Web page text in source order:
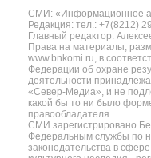
СМИ: «Информационное
Редакция: тел.: +7(8212)
Главный редактор:
Права на материалы,
www.bnkomi.ru, в
Федерации об охране
деятельности
«Север-Медиа», и не
какой бы то ни было
правообладателя.
СМИ зарегистрировано
Федеральным службы по
законодательства в